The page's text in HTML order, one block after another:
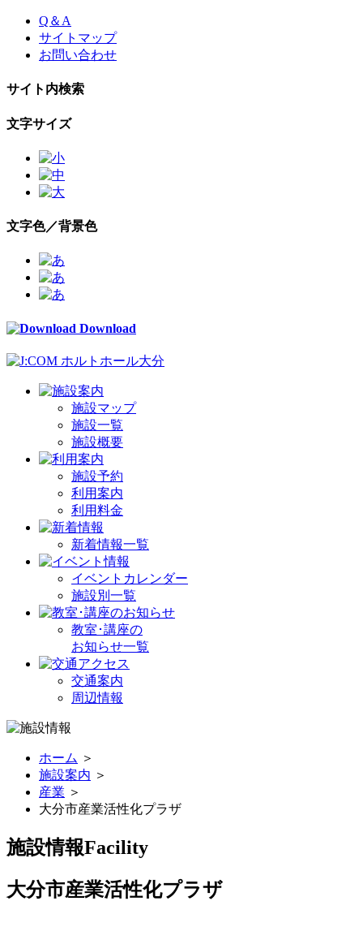
Skip
content
Q＆A
サイトマップ
お問い合わせ
サイト内検索
文字サイズ
文字色／背景色
Download
施設マップ
施設一覧
施設概要
施設予約
利用案内
利用料金
新着情報一覧
イベントカレンダー
施設別一覧
教室･講座の
お知らせ一覧
交通案内
周辺情報
ホーム ＞
施設案内 ＞
産業 ＞
大分市産業活性化プラザ
施設情報Facility
大分市産業活性化プラザ